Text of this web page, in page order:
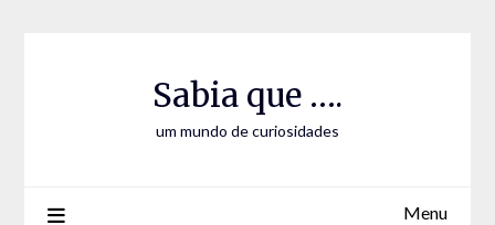
Sabia que ….
um mundo de curiosidades
Menu